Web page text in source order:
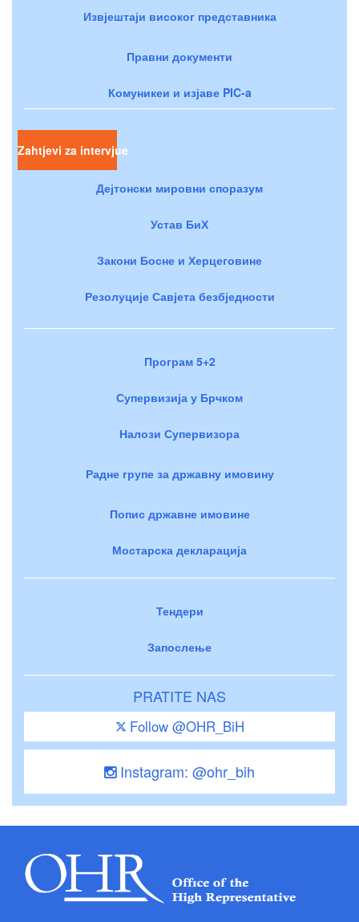
Извјештаји високог представника
Правни документи
Комуникеи и изјаве PIC-a
Zahtjevi za intervjue
Дејтонски мировни споразум
Устав БиХ
Закони Босне и Херцеговине
Резолуције Савјета безбједности
Програм 5+2
Супервизија у Брчком
Налози Супервизора
Радне групе за државну имовину
Попис државне имовине
Мостарска декларација
Тендери
Запослење
PRATITE NAS
Follow @OHR_BiH
Instagram: @ohr_bih